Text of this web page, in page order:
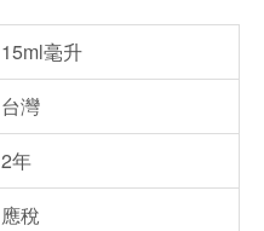
15ml毫升
台灣
2年
應稅